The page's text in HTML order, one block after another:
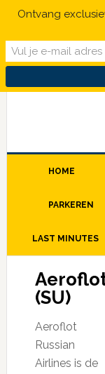
HOME
PARKEREN
LAST MINUTES
(SU)
Aeroflot
Russian
Airlines is de
Ontvang